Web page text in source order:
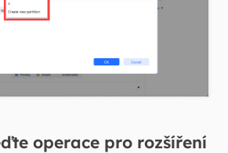
operace pro rozšíření